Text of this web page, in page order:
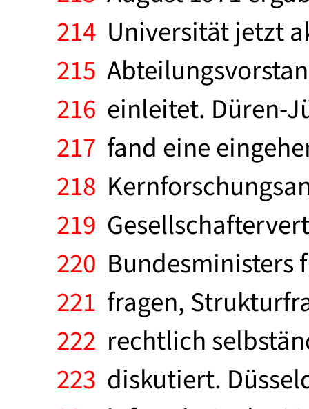
214 Universität jetzt
215
216 einleitet. Düren-
217 fand eine
218
219
220 Bundesministers
221 fragen,
222 rechtlich
223 diskutiert.